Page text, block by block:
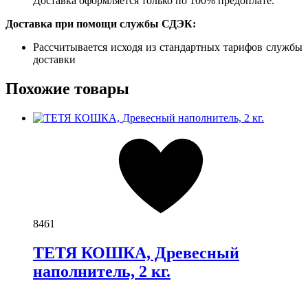
Доставка при помощи службы СДЭК:
Рассчитывается исходя из стандартных тарифов службы
доставки
Похожие товары
8461
ТЕТЯ КОШКА, Древесный
наполнитель, 2 кг.